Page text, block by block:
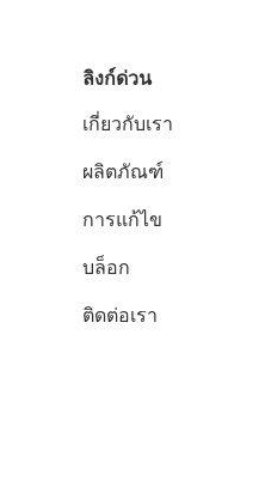
ลิงก์ด่วน
เกี่ยวกับเรา
ผลิตภัณฑ์
การแก้ไข
บล็อก
ติดต่อเรา